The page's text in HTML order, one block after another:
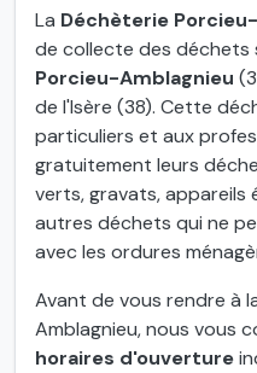
La Déchèterie
de collecte des déchets
Porcieu-Amblagnieu
de l'Isère (38). Cette
particuliers et aux
gratuitement leurs
verts, gravats, appareils
autres déchets qui ne
avec les ordures
Avant de vous rendre à
Amblagnieu, nous vous
horaires d'ouverture